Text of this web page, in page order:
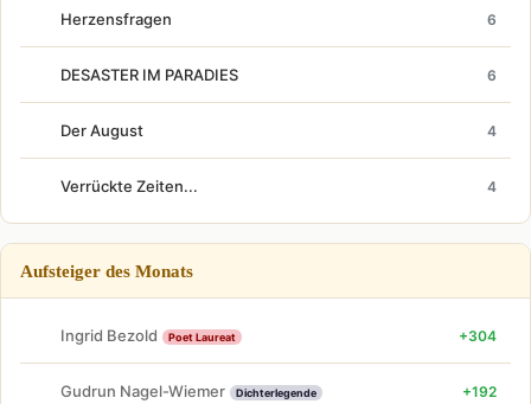
Herzensfragen 6
DESASTER IM PARADIES 6
Der August 4
Verrückte Zeiten... 4
Aufsteiger des Monats
Ingrid Bezold Poet Laureat +304
Gudrun Nagel-Wiemer Dichterlegende +192